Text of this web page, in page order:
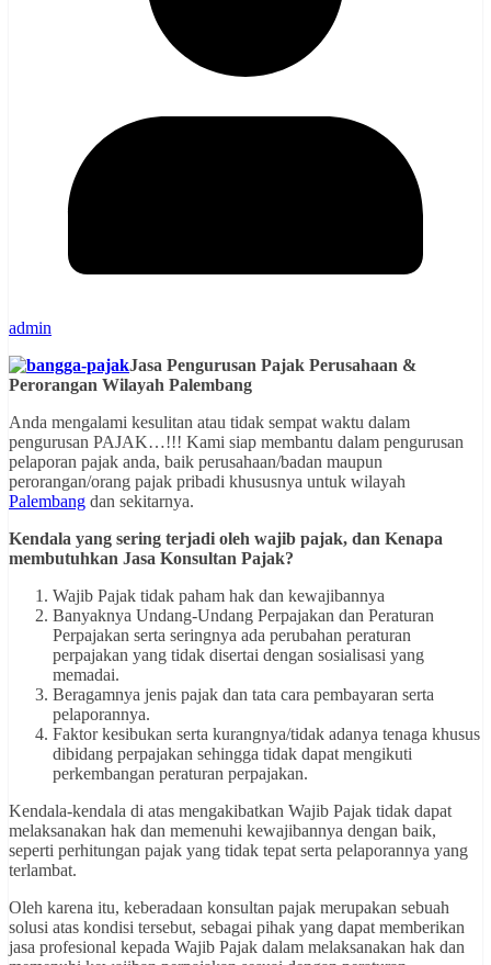
admin
Jasa Pengurusan Pajak Perusahaan &
Perorangan Wilayah Palembang
Anda mengalami kesulitan atau tidak sempat waktu dalam
pengurusan PAJAK…!!! Kami siap membantu dalam pengurusan
pelaporan pajak anda, baik perusahaan/badan maupun
perorangan/orang pajak pribadi khususnya untuk wilayah
Palembang dan sekitarnya.
Kendala yang sering terjadi oleh wajib pajak, dan Kenapa
membutuhkan Jasa Konsultan Pajak?
Wajib Pajak tidak paham hak dan kewajibannya
Banyaknya Undang-Undang Perpajakan dan Peraturan
Perpajakan serta seringnya ada perubahan peraturan
perpajakan yang tidak disertai dengan sosialisasi yang
memadai.
Beragamnya jenis pajak dan tata cara pembayaran serta
pelaporannya.
Faktor kesibukan serta kurangnya/tidak adanya tenaga khusus
dibidang perpajakan sehingga tidak dapat mengikuti
perkembangan peraturan perpajakan.
Kendala-kendala di atas mengakibatkan Wajib Pajak tidak dapat
melaksanakan hak dan memenuhi kewajibannya dengan baik,
seperti perhitungan pajak yang tidak tepat serta pelaporannya yang
terlambat.
Oleh karena itu, keberadaan konsultan pajak merupakan sebuah
solusi atas kondisi tersebut, sebagai pihak yang dapat memberikan
jasa profesional kepada Wajib Pajak dalam melaksanakan hak dan